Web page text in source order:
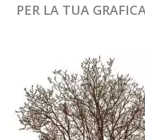
PER LA TUA